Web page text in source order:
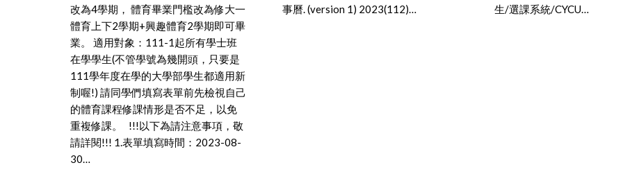
改為4學期， 體育畢業門檻改為修大一
體育上下2學期+興趣體育2學期即可畢
業。 適用對象：111-1起所有學士班
在學學生(不管學號為幾開頭，只要是
111學年度在學的大學部學生都適用新
制喔!) 請同學們填寫表單前先檢視自己
的體育課程修課情形是否不足，以免
重複修課。 !!!以下為請注意事項，敬
請詳閱!!! 1.表單填寫時間：2023-08-
30…
事曆. (version 1) 2023(112)…
生/選課系統/CYCU…